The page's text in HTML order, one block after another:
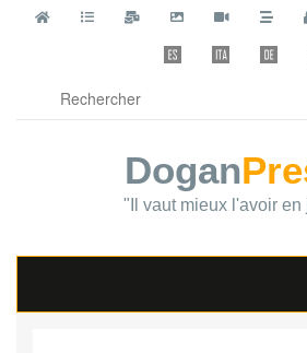
Dogan
"Il vaut mieux l'avoir en